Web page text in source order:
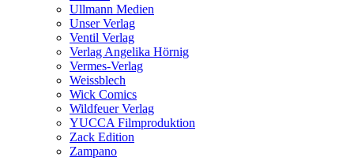
Ullmann Medien
Unser Verlag
Ventil Verlag
Verlag Angelika Hörnig
Vermes-Verlag
Weissblech
Wick Comics
Wildfeuer Verlag
YUCCA Filmproduktion
Zack Edition
Zampano